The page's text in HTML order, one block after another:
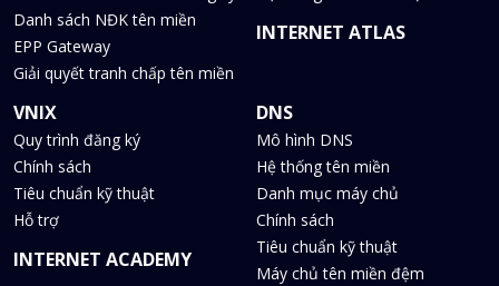
Danh sách NĐK tên miền
EPP Gateway
Giải quyết tranh chấp tên miền
INTERNET ATLAS
VNIX
Quy trình đăng ký
Chính sách
Tiêu chuẩn kỹ thuật
Hỗ trợ
INTERNET ACADEMY
DNS
Mô hình DNS
Hệ thống tên miền
Danh mục máy chủ
Chính sách
Tiêu chuẩn kỹ thuật
Máy chủ tên miền đệm